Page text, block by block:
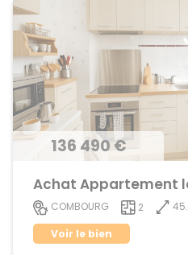
136 490 €
COMBOURG 2
Voir le bien